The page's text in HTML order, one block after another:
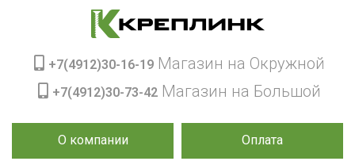
О компании Оплата
+7(4912)30-16-19 Магазин на Окружной
+7(4912)30-73-42 Магазин на Большой